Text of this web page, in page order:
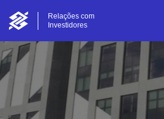
Relações com
Investidores